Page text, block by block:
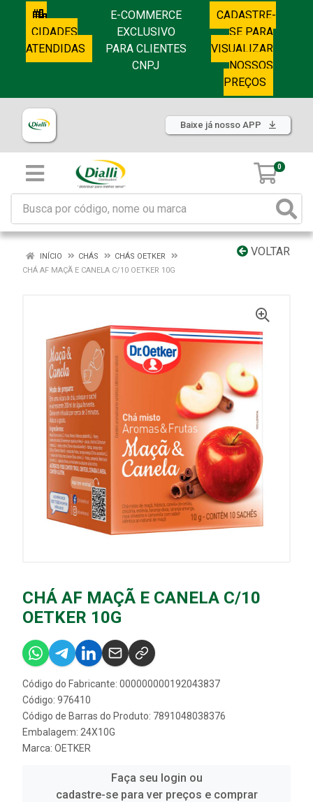
CIDADES
ATENDIDAS
E-COMMERCE
EXCLUSIVO
PARA CLIENTES
CNPJ
CADASTRE-
SE PARA
VISUALIZAR
NOSSOS
PREÇOS
Baixe já nosso APP
0
VOLTAR
INÍCIO CHÁS
CHÁS OETKER
CHÁ AF MAÇÃ E CANELA C/10 OETKER 10G
CHÁ AF MAÇÃ E CANELA C/10
OETKER 10G
Código do Fabricante: 000000000192043837
Código: 976410
Código de Barras do Produto: 7891048038376
Embalagem: 24X10G
Marca: OETKER
Faça seu login ou
cadastre-se para ver preços e comprar